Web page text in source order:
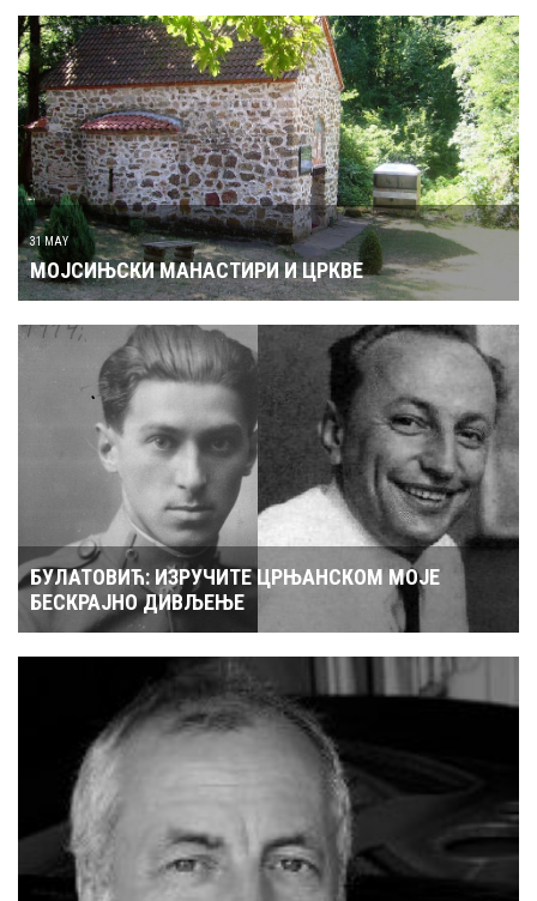
31 MAY
МОЈСИЊСКИ МАНАСТИРИ И ЦРКВЕ
БУЛАТОВИЋ: ИЗРУЧИТЕ ЦРЊАНСКОМ МОЈЕ
БЕСКРАЈНО ДИВЉЕЊЕ